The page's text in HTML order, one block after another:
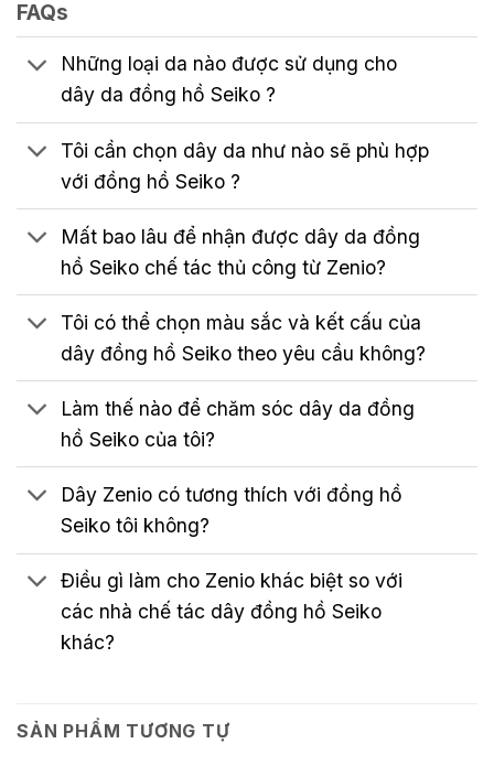
FAQs
Những loại da nào được sử dụng cho
dây da đồng hồ Seiko ?
Tôi cần chọn dây da như nào sẽ phù hợp
với đồng hồ Seiko ?
Mất bao lâu để nhận được dây da đồng
hồ Seiko chế tác thủ công từ Zenio?
Tôi có thể chọn màu sắc và kết cấu của
dây đồng hồ Seiko theo yêu cầu không?
Làm thế nào để chăm sóc dây da đồng
hồ Seiko của tôi?
Dây Zenio có tương thích với đồng hồ
Seiko tôi không?
Điều gì làm cho Zenio khác biệt so với
các nhà chế tác dây đồng hồ Seiko
khác?
SẢN PHẨM TƯƠNG TỰ